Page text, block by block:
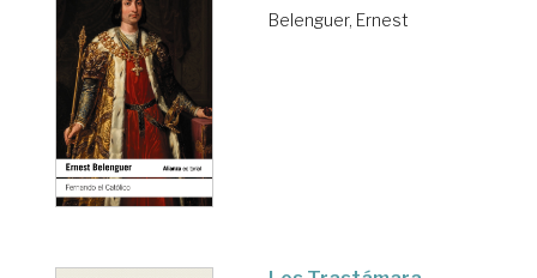
Belenguer, Ernest